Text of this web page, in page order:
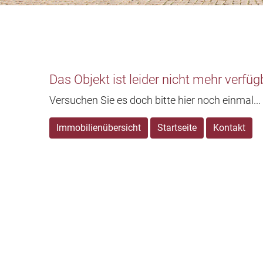
Das Objekt ist leider nicht mehr
Versuchen Sie es doch bitte hier noch einmal...
Immobilienübersicht Startseite Kontakt